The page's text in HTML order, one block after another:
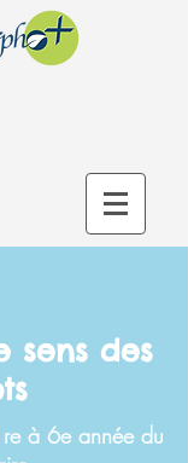
sens des
à 6e année du